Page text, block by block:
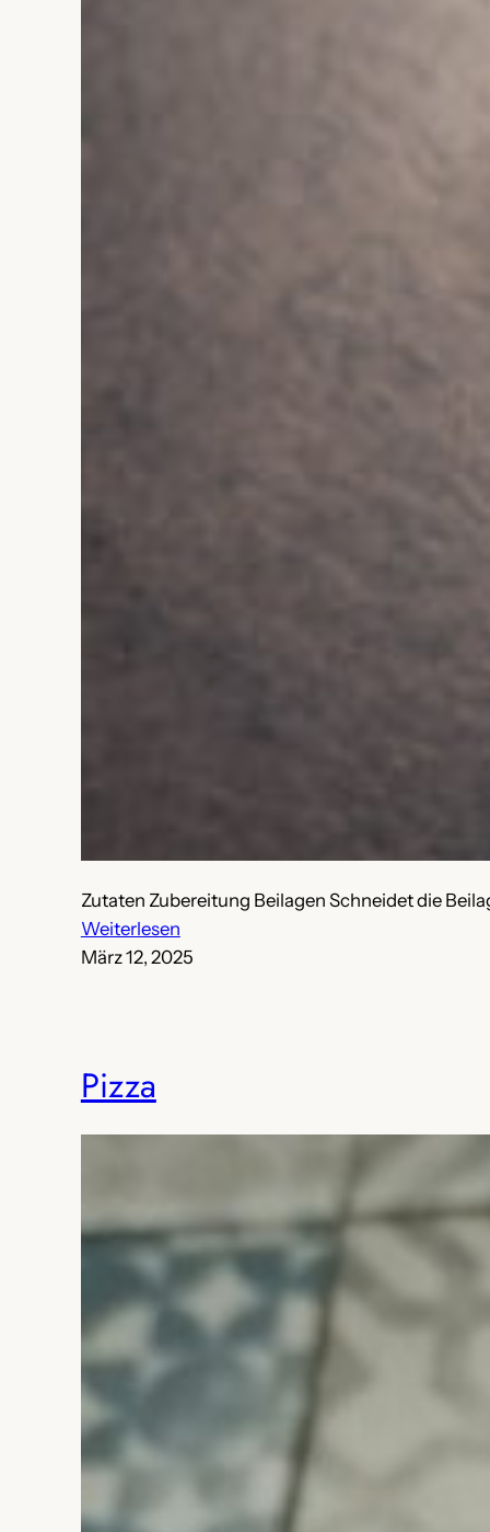
Zutaten Zubereitung Beilagen Schneidet die
Weiterlesen:
Kumpir
März 12, 2025
Pizza